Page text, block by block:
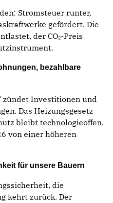
Stromsteuer runter,
gefördert. Die
der CO₂-Preis
bezahlbare
zündet Investitionen und
Das Heizungsgesetz
bleibt technologieoffen.
von einer höheren
für unsere Bauern
die
kehrt zurück. Der